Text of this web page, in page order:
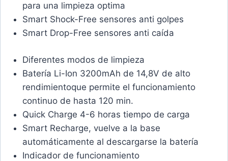
para una limpieza optima
Smart Shock-Free sensores anti golpes
Smart Drop-Free sensores anti caída
Diferentes modos de limpieza
Batería Li-Ion 3200mAh de 14,8V de alto
rendimientoque permite el funcionamiento
continuo de hasta 120 min.
Quick Charge 4-6 horas tiempo de carga
Smart Recharge, vuelve a la base
automáticamente al descargarse la batería
Indicador de funcionamiento